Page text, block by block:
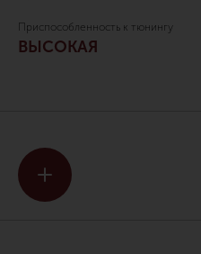
Приспособленность к тюнингу
ВЫСОКАЯ